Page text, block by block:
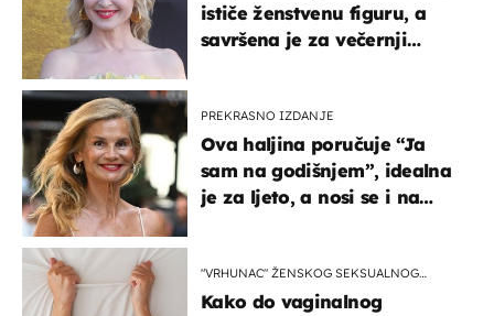
ističe ženstvenu figuru, a
savršena je za večernji
PREKRASNO IZDANJE
Ova haljina poručuje “Ja
sam na godišnjem”, idealna
je za ljeto, a nosi se i na
"VRHUNAC" ŽENSKOG SEKSUALNOG
Kako do vaginalnog